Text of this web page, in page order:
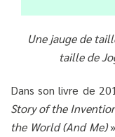
Une jauge de
taille de
Dans son livre de
Story of the
the World (And Me)